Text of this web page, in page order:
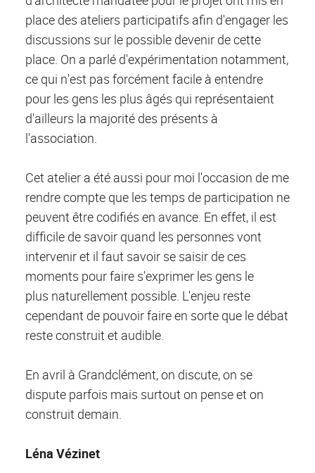
place des ateliers participatifs afin d'engager les
discussions sur le possible devenir de cette
place. On a parlé d'expérimentation notamment,
ce qui n'est pas forcément facile à entendre
pour les gens les plus âgés qui représentaient
d'ailleurs la majorité des présents à
l'association.
Cet atelier a été aussi pour moi l'occasion de me
rendre compte que les temps de participation ne
peuvent être codifiés en avance. En effet, il est
difficile de savoir quand les personnes vont
intervenir et il faut savoir se saisir de ces
moments pour faire s'exprimer les gens le
plus naturellement possible. L'enjeu reste
cependant de pouvoir faire en sorte que le débat
reste construit et audible.
En avril à Grandclément, on discute, on se
dispute parfois mais surtout on pense et on
construit demain.
Léna Vézinet